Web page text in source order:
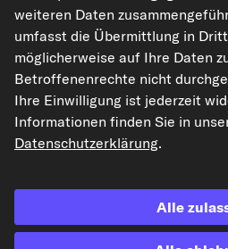
Einbeziehung Dritter in solche Aktivitäten ist
unautorisierte Nutzung von Inhalten stellt
dar und kann rechtliche Schritte nach sich
Vertrag widerrufen
© 2026 kfzteile24 GmbH - Alle
¹„Gratis Versand“ oder „ohne
deutschen Versandkostenpauschale von
weiteren Daten
umfasst die Übermittlung in
möglicherweise auf Ihre Daten
Betroffenenrechte nicht
Ihre Einwilligung ist jederzeit
Informationen finden Sie in
Datenschutzerklärung.
Alle